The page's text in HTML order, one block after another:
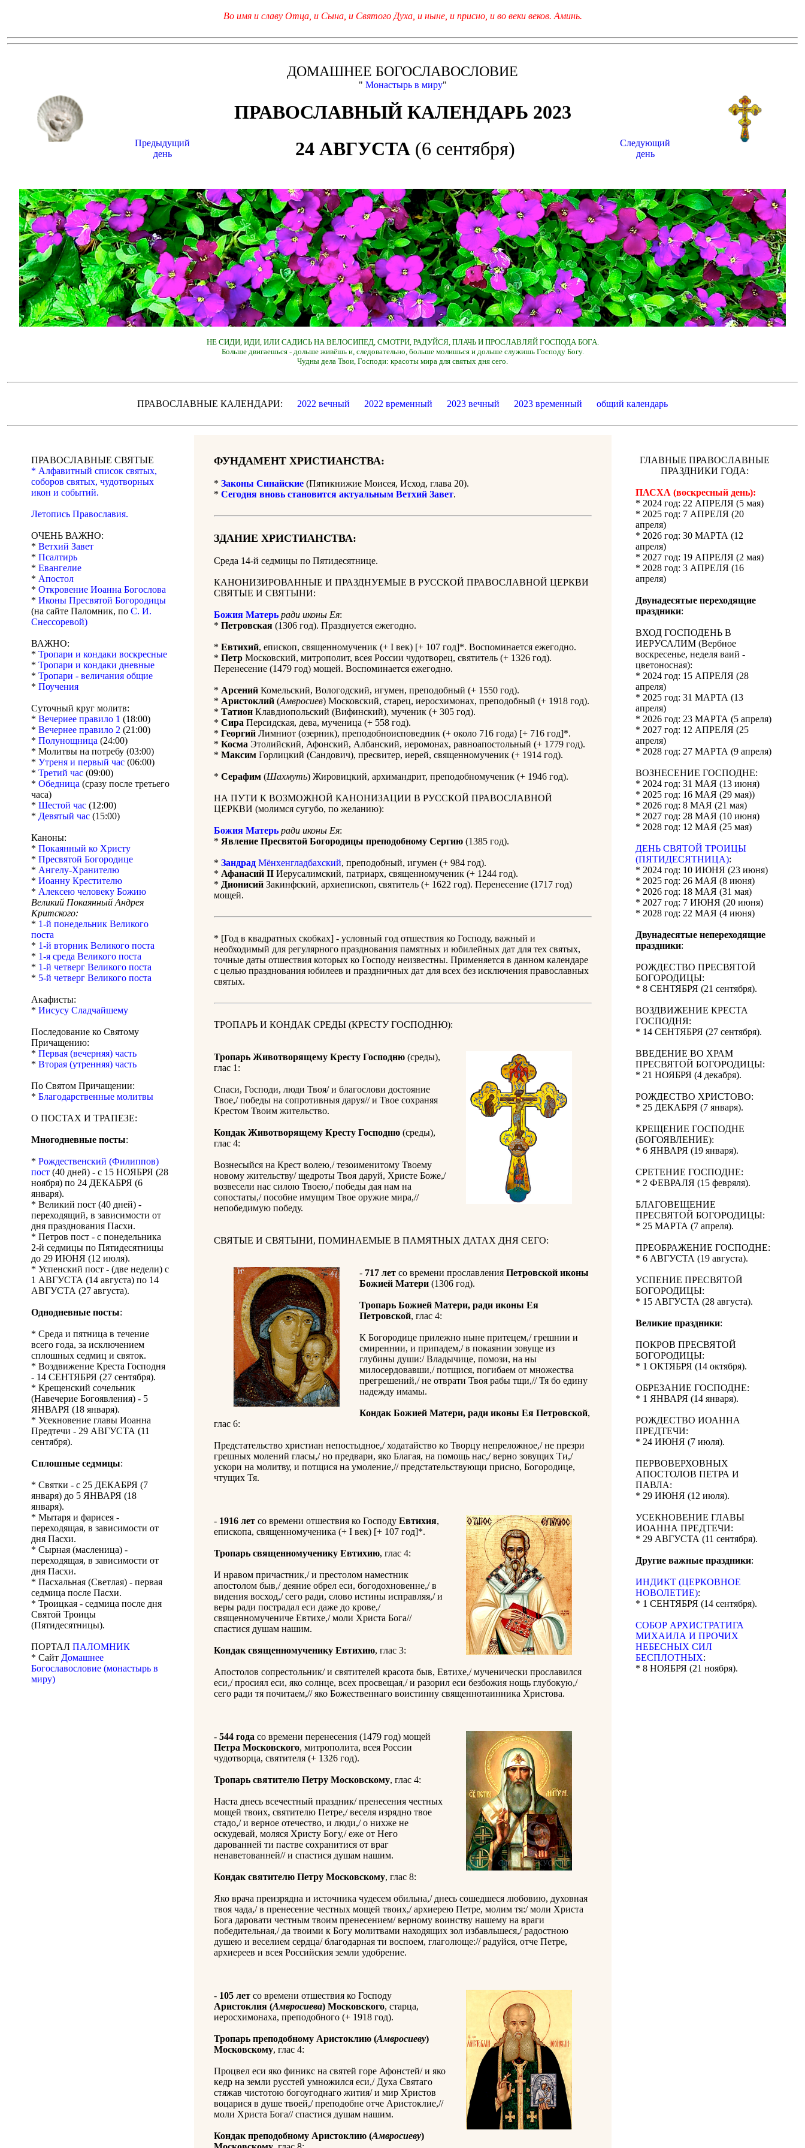
Во имя и славу Отца, и Сына, и Святого Духа, и ныне, и присно, и во веки веков. Аминь.
ДОМАШНЕЕ БОГОСЛАВОСЛОВИЕ
" Монастырь в миру"
ПРАВОСЛАВНЫЙ КАЛЕНДАРЬ 2023
Предыдущий
день
24 АВГУСТА(6 сентября)
Следующий
день
НЕ СИДИ, ИДИ, ИЛИ САДИСЬ НА ВЕЛОСИПЕД, СМОТРИ, РАДУЙСЯ, ПЛАЧЬ И ПРОСЛАВЛЯЙ ГОСПОДА БОГА.
Больше двигаешься - дольше живёшь и, следовательно, больше молишься и дольше служишь Господу Богу.
Чудны дела Твои, Господи: красоты мира для святых дня сего.
ПРАВОСЛАВНЫЕ КАЛЕНДАРИ: 2022 вечный 2022 временный 2023 вечный 2023 временный общий календарь
ПРАВОСЛАВНЫЕ СВЯТЫЕ
* Алфавитный список святых,
соборов святых, чудотворных
икон и событий.
Летопись Православия.
ОЧЕНЬ ВАЖНО:
* Ветхий Завет
* Псалтирь
* Евангелие
* Апостол
* Откровение Иоанна Богослова
* Иконы Пресвятой Богородицы
(на сайте Паломник, по С. И.
Снессоревой)
ВАЖНО:
* Тропари и кондаки воскресные
* Тропари и кондаки дневные
* Тропари - величания общие
* Поучения
Суточный круг молитв:
* Вечериее правило 1 (18:00)
* Вечернее правило 2 (21:00)
* Полунощница (24:00)
* Молитвы на потребу (03:00)
* Утреня и первый час (06:00)
* Третий час (09:00)
* Обедница (сразу после третьего
часа)
* Шестой час (12:00)
* Девятый час (15:00)
Каноны:
* Покаянный ко Христу
* Пресвятой Богородице
* Ангелу-Хранителю
* Иоанну Крестителю
* Алексею человеку Божию
Великий Покаянный Андрея
Критского:
* 1-й понедельник Великого
поста
* 1-й вторник Великого поста
* 1-я среда Великого поста
* 1-й четверг Великого поста
* 5-й четверг Великого поста
Акафисты:
* Иисусу Сладчайшему
Последование ко Святому
Причащению:
* Первая (вечерняя) часть
* Вторая (утренняя) часть
По Святом Причащении:
* Благодарственные молитвы
О ПОСТАХ И ТРАПЕЗЕ:
Многодневные посты:
* Рождественский (Филиппов)
пост (40 дней) - с 15 НОЯБРЯ (28
ноября) по 24 ДЕКАБРЯ (6
января).
* Великий пост (40 дней) -
переходящий, в зависимости от
дня празднования Пасхи.
* Петров пост - с понедельника
2-й седмицы по Пятидесятницы
до 29 ИЮНЯ (12 июля).
* Успенский пост - (две недели) с
1 АВГУСТА (14 августа) по 14
АВГУСТА (27 августа).
Однодневные посты:
* Среда и пятница в течение
всего года, за исключением
сплошных седмиц и святок.
* Воздвижение Креста Господня
- 14 СЕНТЯБРЯ (27 сентября).
* Крещенский сочельник
(Навечерие Богоявления) - 5
ЯНВАРЯ (18 января).
* Усекновение главы Иоанна
Предтечи - 29 АВГУСТА (11
сентября).
Сплошные седмицы:
* Святки - с 25 ДЕКАБРЯ (7
января) до 5 ЯНВАРЯ (18
января).
* Мытаря и фарисея -
переходящая, в зависимости от
дня Пасхи.
* Сырная (масленица) -
переходящая, в зависимости от
дня Пасхи.
* Пасхальная (Светлая) - первая
седмица после Пасхи.
* Троицкая - седмица после дня
Святой Троицы
(Пятидесятницы).
ПОРТАЛ ПАЛОМНИК
* Сайт Домашнее
Богославословие (монастырь в
миру)
ФУНДАМЕНТ ХРИСТИАНСТВА:
* Законы Синайские (Пятикнижие Моисея, Исход, глава 20).
* Сегодня вновь становится актуальным Ветхий Завет.
ЗДАНИЕ ХРИСТИАНСТВА:
Среда 14-й седмицы по Пятидесятнице.
КАНОНИЗИРОВАННЫЕ И ПРАЗДНУЕМЫЕ В РУССКОЙ ПРАВОСЛАВНОЙ ЦЕРКВИ
СВЯТЫЕ И СВЯТЫНИ:
Божия Матерь ради иконы Ея:
* Петровская (1306 год). Празднуется ежегодно.
* Евтихий, епископ, священномученик (+ I век) [+ 107 год]*. Воспоминается ежегодно.
* Петр Московский, митрополит, всея России чудотворец, святитель (+ 1326 год).
Перенесение (1479 год) мощей. Воспоминается ежегодно.
* Арсений Комельский, Вологодский, игумен, преподобный (+ 1550 год).
* Аристоклий (Амвросиев) Московский, старец, иеросхимонах, преподобный (+ 1918 год).
* Татион Клавдиопольский (Вифинский), мученик (+ 305 год).
* Сира Персидская, дева, мученица (+ 558 год).
* Георгий Лимниот (озерник), преподобноисповедник (+ около 716 года) [+ 716 год]*.
* Косма Этолийский, Афонский, Албанский, иеромонах, равноапостольный (+ 1779 год).
* Максим Горлицкий (Сандович), пресвитер, иерей, священномученик (+ 1914 год).
* Серафим (Шахмуть) Жировицкий, архимандрит, преподобномученик (+ 1946 год).
НА ПУТИ К ВОЗМОЖНОЙ КАНОНИЗАЦИИ В РУССКОЙ ПРАВОСЛАВНОЙ
ЦЕРКВИ (молимся сугубо, по желанию):
Божия Матерь ради иконы Ея:
* Явление Пресвятой Богородицы преподобному Сергию (1385 год).
* Зандрад Мёнхенгладбахский, преподобный, игумен (+ 984 год).
* Афанасий II Иерусалимский, патриарх, священномученик (+ 1244 год).
* Дионисий Закинфский, архиепископ, святитель (+ 1622 год). Перенесение (1717 год)
мощей.
* [Год в квадратных скобках] - условный год отшествия ко Господу, важный и
необходимый для регулярного празднования памятных и юбилейных дат для тех святых,
точные даты отшествия которых ко Господу неизвестны. Применяется в данном календаре
с целью празднования юбилеев и праздничных дат для всех без исключения православных
святых.
ТРОПАРЬ И КОНДАК СРЕДЫ (КРЕСТУ ГОСПОДНЮ):
Тропарь Животворящему Кресту Господню (среды),
глас 1:
Спаси, Господи, люди Твоя/ и благослови достояние
Твое,/ победы на сопротивныя даруя// и Твое сохраняя
Крестом Твоим жительство.
Кондак Животворящему Кресту Господню (среды),
глас 4:
Вознесыйся на Крест волею,/ тезоименитому Твоему
новому жительству/ щедроты Твоя даруй, Христе Боже,/
возвесели нас силою Твоею,/ победы дая нам на
сопостаты,/ пособие имущим Твое оружие мира,//
непобедимую победу.
СВЯТЫЕ И СВЯТЫНИ, ПОМИНАЕМЫЕ В ПАМЯТНЫХ ДАТАХ ДНЯ СЕГО:
- 717 лет со времени прославления Петровской иконы
Божией Матери (1306 год).
Тропарь Божией Матери, ради иконы Ея
Петровской, глас 4:
К Богородице прилежно ныне притецем,/ грешнии и
смиреннии, и припадем,/ в покаянии зовуще из
глубины души:/ Владычице, помози, на ны
милосердовавши,/ потщися, погибаем от множества
прегрешений,/ не отврати Твоя рабы тщи,// Тя бо едину
надежду имамы.
Кондак Божией Матери, ради иконы Ея Петровской,
глас 6:
Предстательство христиан непостыдное,/ ходатайство ко Творцу непреложное,/ не презри
грешных молений гласы,/ но предвари, яко Благая, на помощь нас,/ верно зовущих Ти,/
ускори на молитву, и потщися на умоление,// предстательствующи присно, Богородице,
чтущих Тя.
- 1916 лет со времени отшествия ко Господу Евтихия,
епископа, священномученика (+ I век) [+ 107 год]*.
Тропарь священномученику Евтихию, глас 4:
И нравом причастник,/ и престолом наместник
апостолом быв,/ деяние обрел еси, богодохновенне,/ в
видения восход,/ сего ради, слово истины исправляя,/ и
веры ради пострадал еси даже до крове,/
священномучениче Евтихе,/ моли Христа Бога//
спастися душам нашим.
Кондак священномученику Евтихию, глас 3:
Апостолов сопрестольник/ и святителей красота быв, Евтихе,/ мученически прославился
еси,/ просиял еси, яко солнце, всех просвещая,/ и разорил еси безбожия нощь глубокую,/
сего ради тя почитаем,// яко Божественнаго воистинну священнотаинника Христова.
- 544 года со времени перенесения (1479 год) мощей
Петра Московского, митрополита, всея России
чудотворца, святителя (+ 1326 год).
Тропарь святителю Петру Московскому, глас 4:
Наста днесь всечестный праздник/ пренесения честных
мощей твоих, святителю Петре,/ веселя изрядно твое
стадо,/ и верное отечество, и люди,/ о нихже не
оскудевай, моляся Христу Богу,/ еже от Него
дарованней ти пастве сохранитися от враг
ненаветованней// и спастися душам нашим.
Кондак святителю Петру Московскому, глас 8:
Яко врача преизрядна и источника чудесем обильна,/ днесь сошедшеся любовию, духовная
твоя чада,/ в пренесение честных мощей твоих,/ архиерею Петре, молим тя:/ моли Христа
Бога даровати честным твоим пренесением/ верному воинству нашему на враги
победительная,/ да твоими к Богу молитвами находящих зол избавльшеся,/ радостною
душею и веселием сердца/ благодарная ти воспоем, глаголюще:// радуйся, отче Петре,
архиереев и всея Российския земли удобрение.
- 105 лет со времени отшествия ко Господу
Аристоклия (Амвросиева) Московского, старца,
иеросхимонаха, преподобного (+ 1918 год).
Тропарь преподобному Аристоклию (Амвросиеву)
Московскому, глас 4:
Процвел еси яко финикс на святей горе Афонстей/ и яко
кедр на земли русстей умножился еси,/ Духа Святаго
стяжав чистотою богоугоднаго жития/ и мир Христов
воцарися в душе твоей,/ преподобне отче Аристоклие,//
моли Христа Бога// спастися душам нашим.
Кондак преподобному Аристоклию (Амвросиеву)
ГЛАВНЫЕ ПРАВОСЛАВНЫЕ
ПРАЗДНИКИ ГОДА:
ПАСХА (воскресный день):
* 2024 год: 22 АПРЕЛЯ (5 мая)
* 2025 год: 7 АПРЕЛЯ (20
апреля)
* 2026 год: 30 МАРТА (12
апреля)
* 2027 год: 19 АПРЕЛЯ (2 мая)
* 2028 год: 3 АПРЕЛЯ (16
апреля)
Двунадесятые переходящие
праздники:
ВХОД ГОСПОДЕНЬ В
ИЕРУСАЛИМ (Вербное
воскресенье, неделя ваий -
цветоносная):
* 2024 год: 15 АПРЕЛЯ (28
апреля)
* 2025 год: 31 МАРТА (13
апреля)
* 2026 год: 23 МАРТА (5 апреля)
* 2027 год: 12 АПРЕЛЯ (25
апреля)
* 2028 год: 27 МАРТА (9 апреля)
ВОЗНЕСЕНИЕ ГОСПОДНЕ:
* 2024 год: 31 МАЯ (13 июня)
* 2025 год: 16 МАЯ (29 мая))
* 2026 год: 8 МАЯ (21 мая)
* 2027 год: 28 МАЯ (10 июня)
* 2028 год: 12 МАЯ (25 мая)
ДЕНЬ СВЯТОЙ ТРОИЦЫ
(ПЯТИДЕСЯТНИЦА):
* 2024 год: 10 ИЮНЯ (23 июня)
* 2025 год: 26 МАЯ (8 июня)
* 2026 год: 18 МАЯ (31 мая)
* 2027 год: 7 ИЮНЯ (20 июня)
* 2028 год: 22 МАЯ (4 июня)
Двунадесятые непереходящие
праздники:
РОЖДЕСТВО ПРЕСВЯТОЙ
БОГОРОДИЦЫ:
* 8 СЕНТЯБРЯ (21 сентября).
ВОЗДВИЖЕНИЕ КРЕСТА
ГОСПОДНЯ:
* 14 СЕНТЯБРЯ (27 сентября).
ВВЕДЕНИЕ ВО ХРАМ
ПРЕСВЯТОЙ БОГОРОДИЦЫ:
* 21 НОЯБРЯ (4 декабря).
РОЖДЕСТВО ХРИСТОВО:
* 25 ДЕКАБРЯ (7 января).
КРЕЩЕНИЕ ГОСПОДНЕ
(БОГОЯВЛЕНИЕ):
* 6 ЯНВАРЯ (19 января).
СРЕТЕНИЕ ГОСПОДНЕ:
* 2 ФЕВРАЛЯ (15 февряля).
БЛАГОВЕЩЕНИЕ
ПРЕСВЯТОЙ БОГОРОДИЦЫ:
* 25 МАРТА (7 апреля).
ПРЕОБРАЖЕНИЕ ГОСПОДНЕ:
* 6 АВГУСТА (19 августа).
УСПЕНИЕ ПРЕСВЯТОЙ
БОГОРОДИЦЫ:
* 15 АВГУСТА (28 августа).
Великие праздники:
ПОКРОВ ПРЕСВЯТОЙ
БОГОРОДИЦЫ:
* 1 ОКТЯБРЯ (14 октября).
ОБРЕЗАНИЕ ГОСПОДНЕ:
* 1 ЯНВАРЯ (14 января).
РОЖДЕСТВО ИОАННА
ПРЕДТЕЧИ:
* 24 ИЮНЯ (7 июля).
ПЕРВОВЕРХОВНЫХ
АПОСТОЛОВ ПЕТРА И
ПАВЛА:
* 29 ИЮНЯ (12 июля).
УСЕКНОВЕНИЕ ГЛАВЫ
ИОАННА ПРЕДТЕЧИ:
* 29 АВГУСТА (11 сентября).
Другие важные праздники:
ИНДИКТ (ЦЕРКОВНОЕ
НОВОЛЕТИЕ):
* 1 СЕНТЯБРЯ (14 сентября).
CОБОР АРХИСТРАТИГА
МИХАИЛА И ПРОЧИХ
НЕБЕСНЫХ СИЛ
БЕСПЛОТНЫХ:
* 8 НОЯБРЯ (21 ноября).